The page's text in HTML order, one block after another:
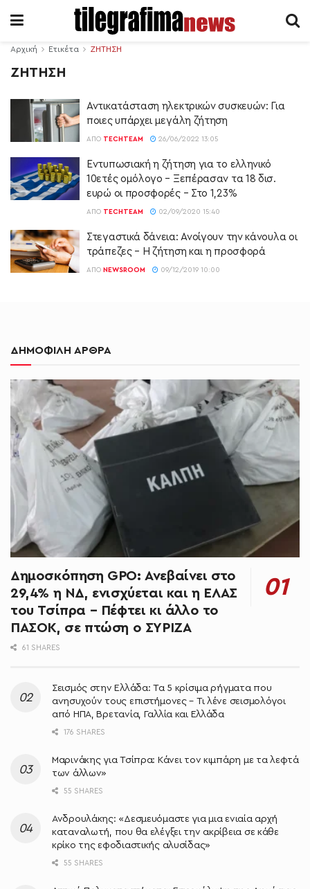
Αρχική Ετικέτα ΖΗΤΗΣΗ
ΖΗΤΗΣΗ
Αντικατάσταση ηλεκτρικών συσκευών: Για
ποιες υπάρχει μεγάλη ζήτηση
ΑΠΌ TECHTEAM 26/06/2022 13:05
Εντυπωσιακή η ζήτηση για το ελληνικό
10ετές ομόλογο – Ξεπέρασαν τα 18 δισ.
ευρώ οι προσφορές – Στο 1,23%
ΑΠΌ TECHTEAM 02/09/2020 15:40
Στεγαστικά δάνεια: Ανοίγουν την κάνουλα οι
τράπεζες – Η ζήτηση και η προσφορά
ΑΠΌ NEWSROOM 09/12/2019 10:00
ΔΗΜΟΦΙΛΗ ΑΡΘΡΑ
Δημοσκόπηση GPO: Ανεβαίνει στο
29,4% η ΝΔ, ενισχύεται και η ΕΛΑΣ
του Τσίπρα – Πέφτει κι άλλο το
ΠΑΣΟΚ, σε πτώση ο ΣΥΡΙΖΑ
61 SHARES
Σεισμός στην Ελλάδα: Τα 5 κρίσιμα ρήγματα που
ανησυχούν τους επιστήμονες – Τι λένε σεισμολόγοι
από ΗΠΑ, Βρετανία, Γαλλία και Ελλάδα
176 SHARES
Μαρινάκης για Τσίπρα: Κάνει τον κιμπάρη με τα λεφτά
των άλλων»
55 SHARES
Ανδρουλάκης: «Δεσμευόμαστε για μια ενιαία αρχή
καταναλωτή, που θα ελέγξει την ακρίβεια σε κάθε
κρίκο της εφοδιαστικής αλυσίδας»
55 SHARES